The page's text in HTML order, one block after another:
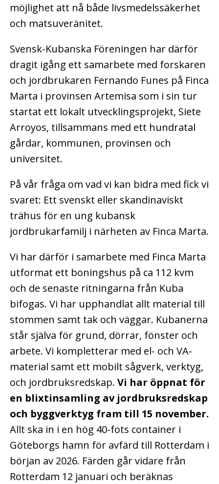
möjlighet att nå både livsmedelssäkerhet
och matsuveränitet.
Svensk-Kubanska Föreningen har därför
dragit igång ett samarbete med forskaren
och jordbrukaren Fernando Funes på Finca
Marta i provinsen Artemisa som i sin tur
startat ett lokalt utvecklingsprojekt, Siete
Arroyos, tillsammans med ett hundratal
gårdar, kommunen, provinsen och
universitet.
På vår fråga om vad vi kan bidra med fick vi
svaret: Ett svenskt eller skandinaviskt
trähus för en ung kubansk
jordbrukarfamilj i närheten av Finca Marta.
Vi har därför i samarbete med Finca Marta
utformat ett boningshus på ca 112 kvm
och de senaste ritningarna från Kuba
bifogas. Vi har upphandlat allt material till
stommen samt tak och väggar. Kubanerna
står själva för grund, dörrar, fönster och
arbete. Vi kompletterar med el- och VA-
material samt ett mobilt sågverk, verktyg,
och jordbruksredskap. Vi har öppnat för
en blixtinsamling av jordbruksredskap
och byggverktyg fram till 15 november.
Allt ska in i en hög 40-fots container i
Göteborgs hamn för avfärd till Rotterdam i
början av 2026. Färden går vidare från
Rotterdam 12 januari och beräknas